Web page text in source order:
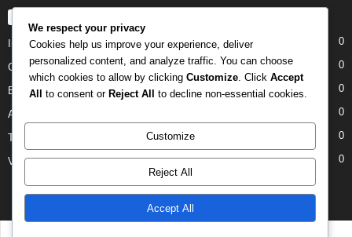
Internet 0
Gadgets 0
Entertainment 0
Apple 0
Tech 0
Video 0
We respect your privacy
Cookies help us improve your experience, deliver
personalized content, and analyze traffic. You can choose
which cookies to allow by clicking Customize . Click Accept
All to consent or Reject All to decline non-essential cookies.
Customize
Reject All
Accept All